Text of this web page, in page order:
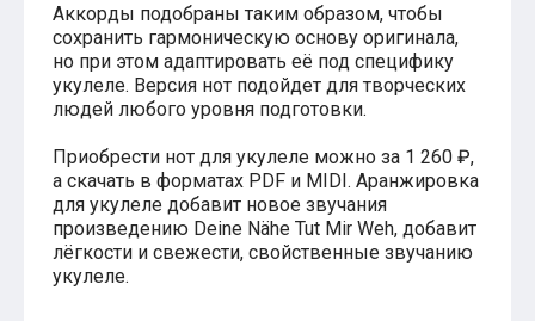
Аладдин (2019)
Король лев (2019)
Брат-2
Властелин колец: Братство Кольца
Гордость и предубеждение
Классическая музыка
Времена года - Вивальди
Времена года - Чайковский
Сонаты Бетховена
Ноты для вальса
Из мультфильмов
Король лев
Аккорды подобраны таким образом, чтобы
сохранить гармоническую основу оригинала,
но при этом адаптировать её под специфику
укулеле. Версия нот подойдет для творческих
людей любого уровня подготовки.
Приобрести нот для укулеле можно за 1 260 ₽,
а скачать в форматах PDF и MIDI. Аранжировка
для укулеле добавит новое звучания
произведению Deine Nähe Tut Mir Weh, добавит
лёгкости и свежести, свойственные звучанию
укулеле.